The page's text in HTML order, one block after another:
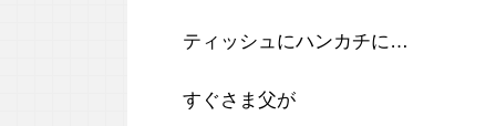
ティッシュにハンカチに…
すぐさま父が